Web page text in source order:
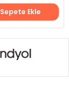
Sepete Ekle